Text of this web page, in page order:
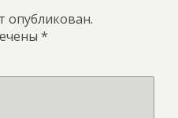
опубликован.
*